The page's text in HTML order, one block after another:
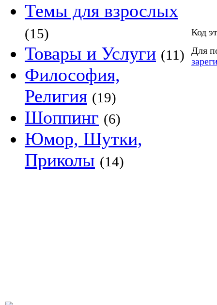
Темы для взрослых
(15)
Товары и Услуги (11)
Философия,
Религия (19)
Шоппинг (6)
Юмор, Шутки,
Приколы (14)
Код
Для